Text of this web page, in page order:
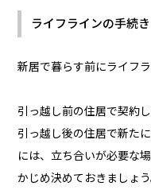
ライフラインの手続き
新居で暮らす前にライフ
引っ越し前の住居で契約
引っ越し後の住居で新た
には、立ち合いが必要な
かじめ決めておきましょう